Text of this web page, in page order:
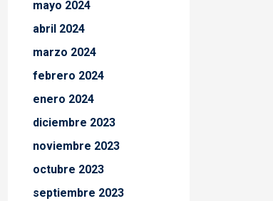
mayo 2024
abril 2024
marzo 2024
febrero 2024
enero 2024
diciembre 2023
noviembre 2023
octubre 2023
septiembre 2023